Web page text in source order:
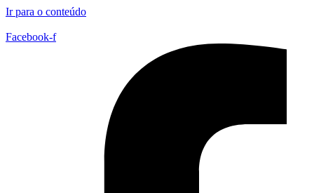
Ir para o conteúdo
Facebook-f